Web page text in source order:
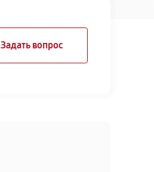
Задать вопрос